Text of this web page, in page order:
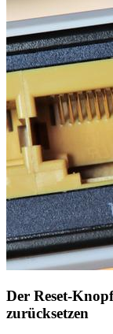
Der Reset-
zurücksetzen